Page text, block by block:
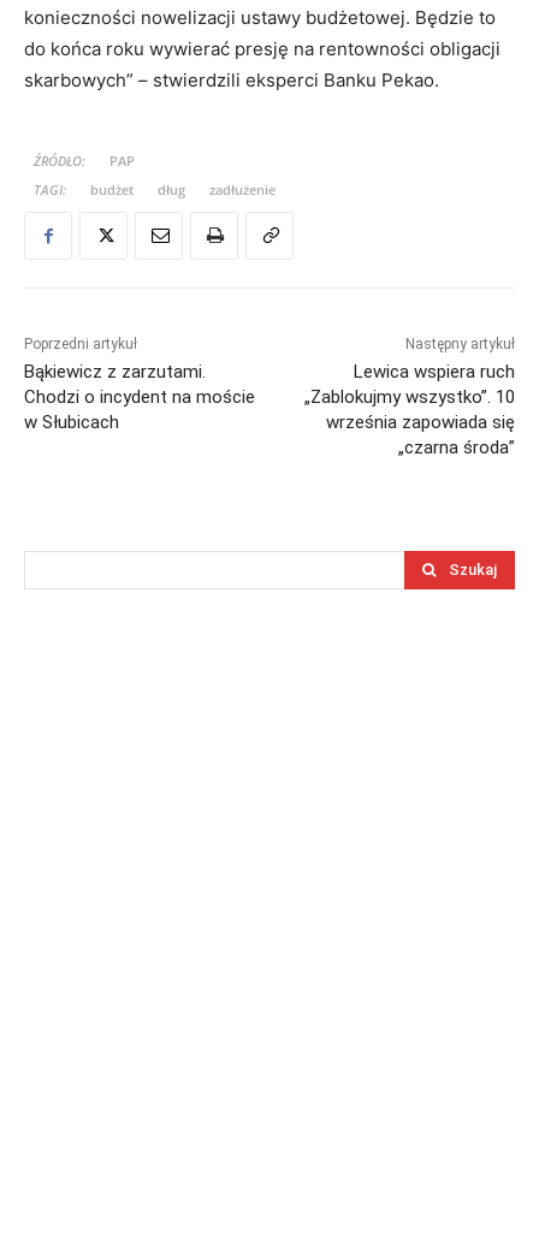
konieczności nowelizacji ustawy budżetowej. Będzie to
do końca roku wywierać presję na rentowności obligacji
skarbowych” – stwierdzili eksperci Banku Pekao.
ŹRÓDŁO:
PAP
TAGI:
budżet dług zadłużenie
Poprzedni artykuł
Bąkiewicz z zarzutami.
Chodzi o incydent na moście
w Słubicach
Następny artykuł
Lewica wspiera ruch
„Zablokujmy wszystko”. 10
września zapowiada się
„czarna środa”
Szukaj